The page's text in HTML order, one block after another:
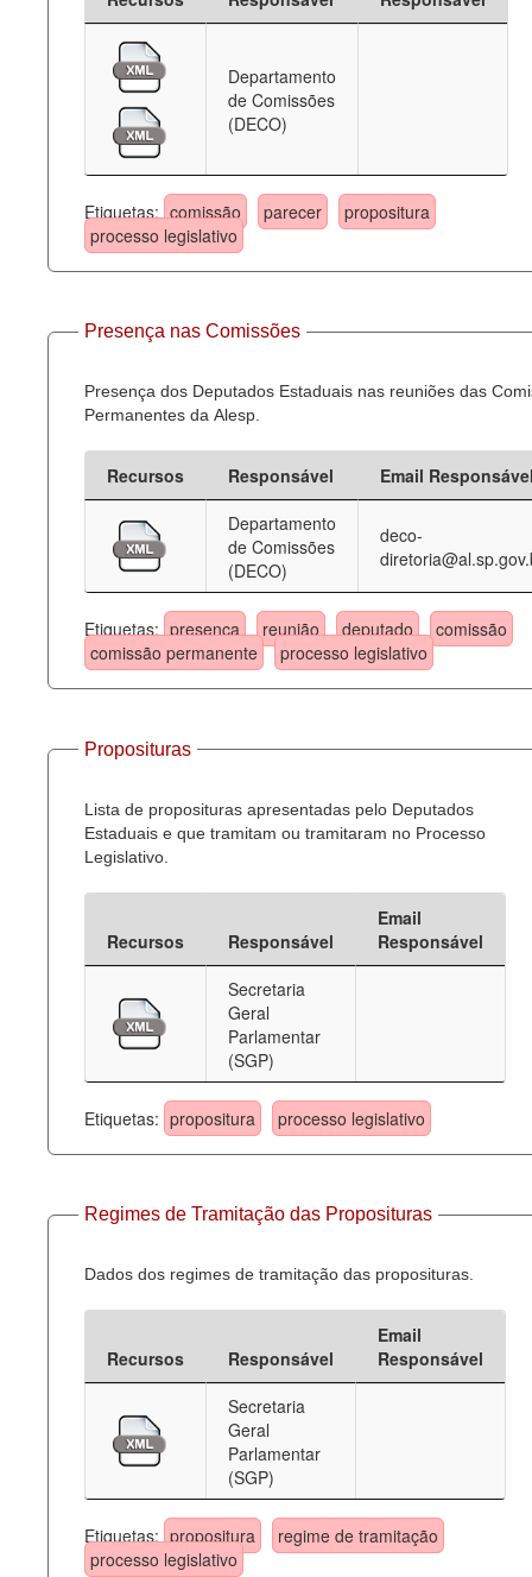
Departamento
de Comissões
(DECO)
Etiquetas: comissão parecer
propositura
processo legislativo
Presença nas Comissões
Presença dos Deputados Estaduais nas reuniões das
Permanentes da Alesp.
Recursos Responsável
Email
Departamento
de Comissões
(DECO)
deco-
Etiquetas: presença reunião deputado
comissão
comissão permanente
processo legislativo
Proposituras
Lista de proposituras apresentadas pelo Deputados
Estaduais e que tramitam ou tramitaram no Processo
Legislativo.
Recursos Responsável
Email
Responsável
Secretaria
Geral
Parlamentar
(SGP)
Etiquetas: propositura processo legislativo
Regimes de Tramitação das Proposituras
Dados dos regimes de tramitação das proposituras.
Recursos Responsável
Email
Responsável
Secretaria
Geral
Parlamentar
(SGP)
Etiquetas: propositura
regime de tramitação
processo legislativo